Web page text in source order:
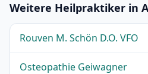
Weitere Heilpraktiker in
Rouven M. Schön D.O. VFO
Osteopathie Geiwagner